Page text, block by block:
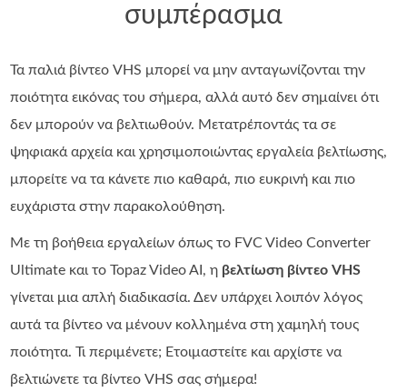
συμπέρασμα
Τα παλιά βίντεο VHS μπορεί να μην ανταγωνίζονται την
ποιότητα εικόνας του σήμερα, αλλά αυτό δεν σημαίνει ότι
δεν μπορούν να βελτιωθούν. Μετατρέποντάς τα σε
ψηφιακά αρχεία και χρησιμοποιώντας εργαλεία βελτίωσης,
μπορείτε να τα κάνετε πιο καθαρά, πιο ευκρινή και πιο
ευχάριστα στην παρακολούθηση.
Με τη βοήθεια εργαλείων όπως το FVC Video Converter
Ultimate και το Topaz Video AI, η βελτίωση βίντεο VHS
γίνεται μια απλή διαδικασία. Δεν υπάρχει λοιπόν λόγος
αυτά τα βίντεο να μένουν κολλημένα στη χαμηλή τους
ποιότητα. Τι περιμένετε; Ετοιμαστείτε και αρχίστε να
βελτιώνετε τα βίντεο VHS σας σήμερα!